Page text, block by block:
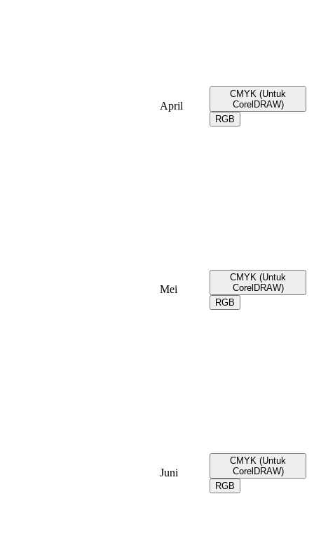
April
CMYK (Untuk
CorelDRAW)
RGB
Mei
CMYK (Untuk
CorelDRAW)
RGB
Juni
CMYK (Untuk
CorelDRAW)
RGB